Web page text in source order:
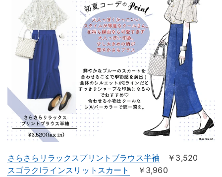
さらさらリラックスプリントブラウス半袖 ￥3,520
スゴラクIラインスリットスカート
￥3,960